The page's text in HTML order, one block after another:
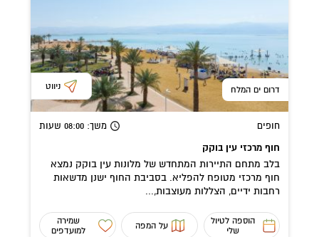
דרום ים המלח ניווט
חופים משך: 08:00 שעות
חוף מרכזי עין בוקק
בלב מתחם התיירות המתחדש של מלונות עין בוקק נמצא
חוף מרכזי מטופח להפליא. בסביבת החוף ישנן מדשאות
רחבות ידיים, הצללות מעוצבות,...
הוספה לטיול
שלי
על המפה
שמירה
למועדפים